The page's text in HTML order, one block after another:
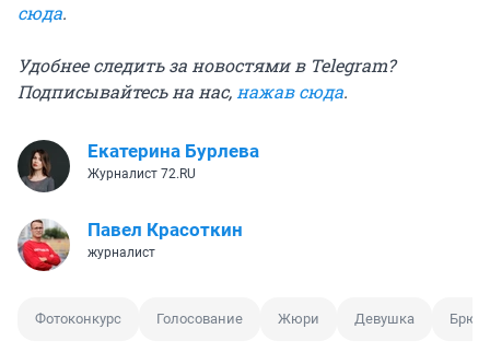
сюда.
Удобнее следить за новостями в Telegram?
Подписывайтесь на нас,нажав сюда.
Екатерина Бурлева
Журналист 72.RU
Павел Красоткин
журналист
Фотоконкурс Голосование Жюри Девушка